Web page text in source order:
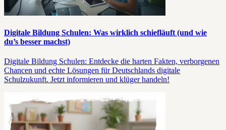
Digitale Bildung Schulen: Was wirklich schiefläuft (und wie
du’s besser machst)
Digitale Bildung Schulen: Entdecke die harten Fakten, verborgenen
Chancen und echte Lösungen für Deutschlands digitale
Schulzukunft. Jetzt informieren und klüger handeln!